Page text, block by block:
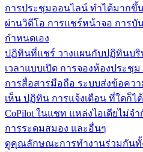
การประชุมออนไลน์ ทำได้มากขึ้
ผ่านวิดีโอ การแชร์หน้าจอ การ
กำหนดเอง
ปฏิทินที่แชร์ วางแผนกับปฏิทินบ
เวลาแบบเปิด การจองห้องประชุ
การสื่อสารมือถือ ระบบส่งข้อคว
เห็น ปฏิทิน การแจ้งเตือน ที่ใดก็ได้
CoPilot ในแชท แหล่งไอเดียไม่จ
การระดมสมอง และอื่นๆ
ดูคุณลักษณะการทำงานร่วมกัน